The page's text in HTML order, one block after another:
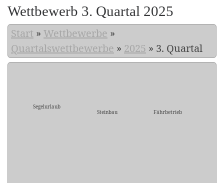
Wettbewerb 3. Quartal 2025
Start » Wettbewerbe »
Quartalswettbewerbe » 2025 » 3. Quartal
Segelurlaub
Steinbau Fährbetrieb